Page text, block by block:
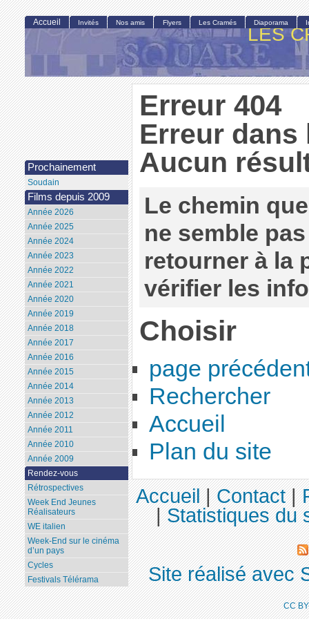
LES
Erreur 404
Erreur dans
Aucun
Le chemin
ne semble
retourner à la
vérifier les
Choisir
page
Rechercher
Accueil
Plan du site
Accueil Invités Nos amis Flyers Les Cramés Diaporama
Prochainement
Soudain
Films depuis 2009
Année 2026
Année 2025
Année 2024
Année 2023
Année 2022
Année 2021
Année 2020
Année 2019
Année 2018
Année 2017
Année 2016
Année 2015
Année 2014
Année 2013
Année 2012
Année 2011
Année 2010
Année 2009
Rendez-vous
Rétrospectives
Week End Jeunes
Réalisateurs
WE italien
Week-End sur le cinéma
d’un pays
Cycles
Festivals Télérama
Accueil|Contact|
|Statistiques du
Site réalisé avec
CC